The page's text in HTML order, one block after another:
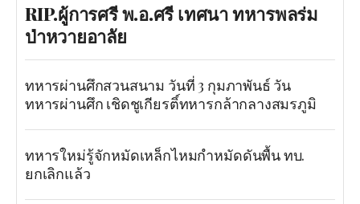
RIP.ผู้การศรี พ.อ.ศรี เทศนา ทหารพลร่ม
ป่าหวายอาลัย
ทหารผ่านศึกสวนสนาม วันที่ 3 กุมภาพันธ์ วัน
ทหารผ่านศึก เชิดชูเกียรติ์ทหารกล้ากลางสมรภูมิ
ทหารใหม่รู้จักหมัดเหล็กไหมกำหมัดดันพื้น ทบ.
ยกเลิกแล้ว